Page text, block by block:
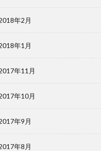
年2月
年1月
年11月
年10月
年9月
年8月